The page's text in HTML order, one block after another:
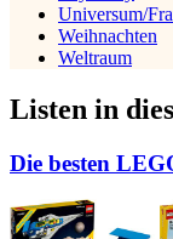
Universum/
Weihnachten
Weltraum
Listen in
Die besten